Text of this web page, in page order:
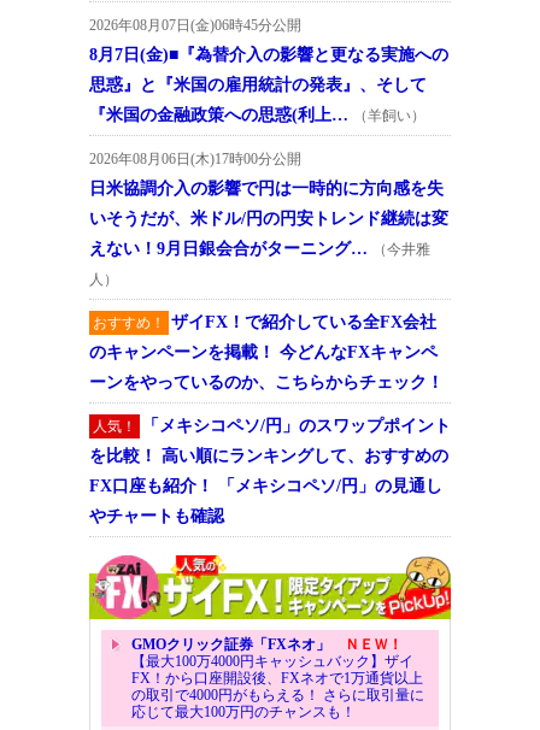
2026年08月07日(金)06時45分公開
8月7日(金)■『為替介入の影響と更なる実施への
思惑』と『米国の雇用統計の発表』、そして
『米国の金融政策への思惑(利上…
（羊飼い）
2026年08月06日(木)17時00分公開
日米協調介入の影響で円は一時的に方向感を失
いそうだが、米ドル/円の円安トレンド継続は変
えない！9月日銀会合がターニング…
（今井雅
人）
おすすめ！
ザイFX！で紹介している全FX会社
のキャンペーンを掲載！ 今どんなFXキャンペ
ーンをやっているのか、こちらからチェック！
人気！
「メキシコペソ/円」のスワップポイント
を比較！ 高い順にランキングして、おすすめの
FX口座も紹介！ 「メキシコペソ/円」の見通し
やチャートも確認
GMOクリック証券「FXネオ」
ＮＥＷ！
【最大100万4000円キャッシュバック】ザイ
FX！から口座開設後、FXネオで1万通貨以上
の取引で4000円がもらえる！ さらに取引量に
応じて最大100万円のチャンスも！